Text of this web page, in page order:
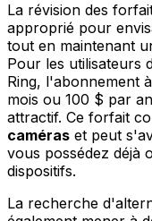
La révision des
approprié pour
tout en maintenant
Pour les utilisateurs
Ring, l'abonnement
mois ou 100 $ par
attractif. Ce forfait
caméras et peut
vous possédez déjà
dispositifs.
La recherche